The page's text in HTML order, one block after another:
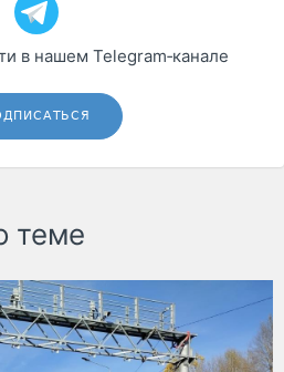
в нашем Telegram‑канале
теме